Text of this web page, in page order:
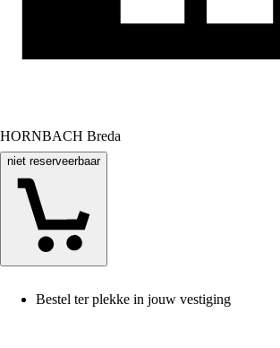
HORNBACH Breda
niet reserveerbaar
Bestel ter plekke in jouw vestiging